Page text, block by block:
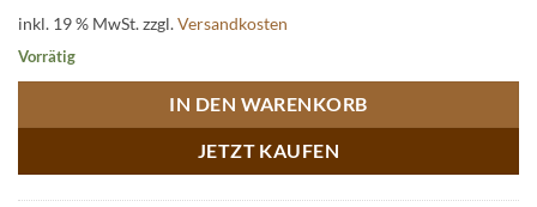
inkl. 19 % MwSt.zzgl.Versandkosten
Vorrätig
IN DEN WARENKORB
JETZT KAUFEN